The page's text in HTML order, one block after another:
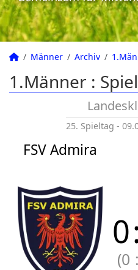
Männer Archiv
1.Männer :
25. Spieltag -
FSV Admira
0:
(0 :